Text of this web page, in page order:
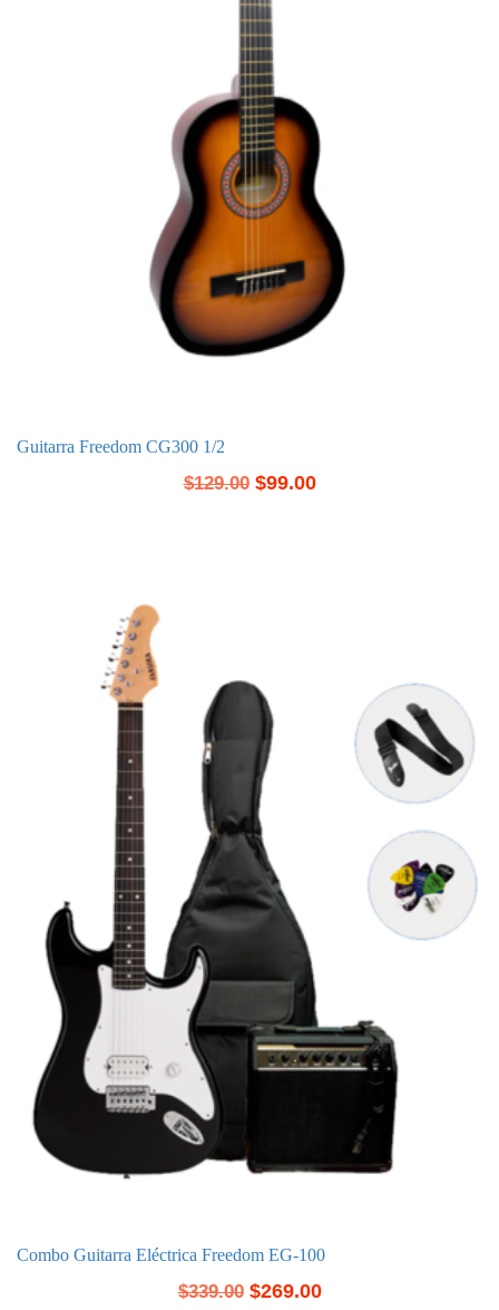
Guitarra Freedom CG300 1/2
$129.00 $99.00
Combo Guitarra Eléctrica Freedom EG-100
$339.00 $269.00